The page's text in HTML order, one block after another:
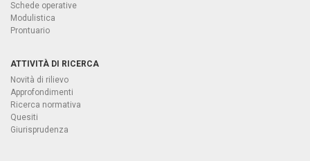
Schede operative
Modulistica
Prontuario
ATTIVITÀ DI RICERCA
Novità di rilievo
Approfondimenti
Ricerca normativa
Quesiti
Giurisprudenza